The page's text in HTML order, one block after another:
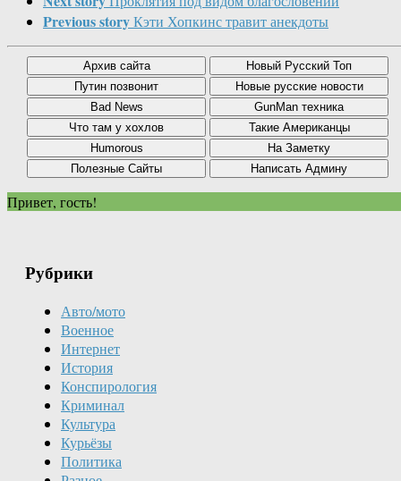
Previous storyКэти Хопкинс травит анекдоты
Привет, гость!
Рубрики
Авто/мото
Военное
Интернет
История
Конспирология
Криминал
Культура
Курьёзы
Политика